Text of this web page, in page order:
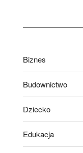
Biznes
Budownictwo
Dziecko
Edukacja